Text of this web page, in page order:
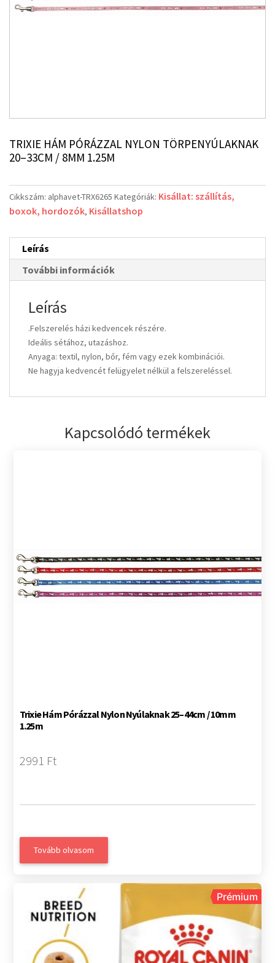
TRIXIE HÁM PÓRÁZZAL NYLON TÖRPENYÚLAKNAK
20–33CM / 8MM 1.25M
Cikkszám: alphavet-TRX6265 Kategóriák: Kisállat: szállítás,
boxok, hordozók, Kisállatshop
Leírás
További információk
Leírás
.Felszerelés házi kedvencek részére.
Ideális sétához, utazáshoz.
Anyaga: textil, nylon, bőr, fém vagy ezek kombinációi.
Ne hagyja kedvencét felügyelet nélkül a felszereléssel.
Kapcsolódó termékek
Trixie Hám Pórázzal Nylon Nyúlaknak 25–44cm / 10mm
1.25m
2991 Ft
Tovább olvasom
Prémium